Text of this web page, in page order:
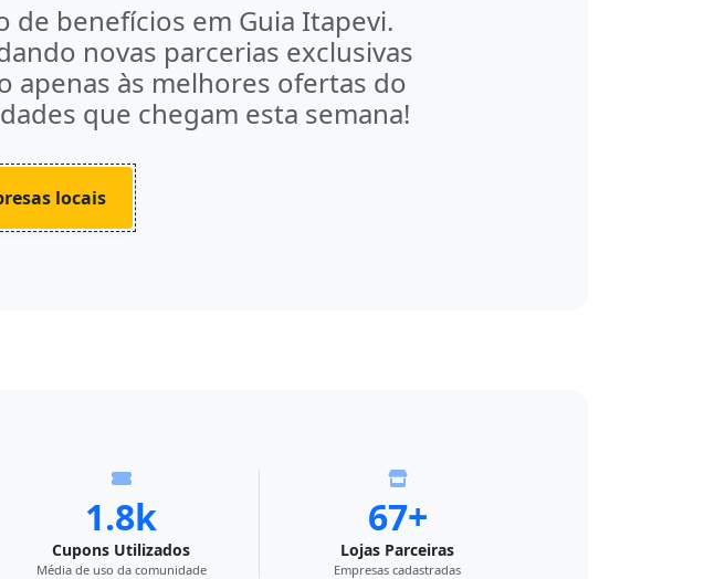
de benefícios em Guia Itapevi.
novas parcerias exclusivas
apenas às melhores ofertas do
que chegam esta semana!
locais
1.8k
Cupons Utilizados
Média de uso da comunidade
67+
Lojas Parceiras
Empresas cadastradas